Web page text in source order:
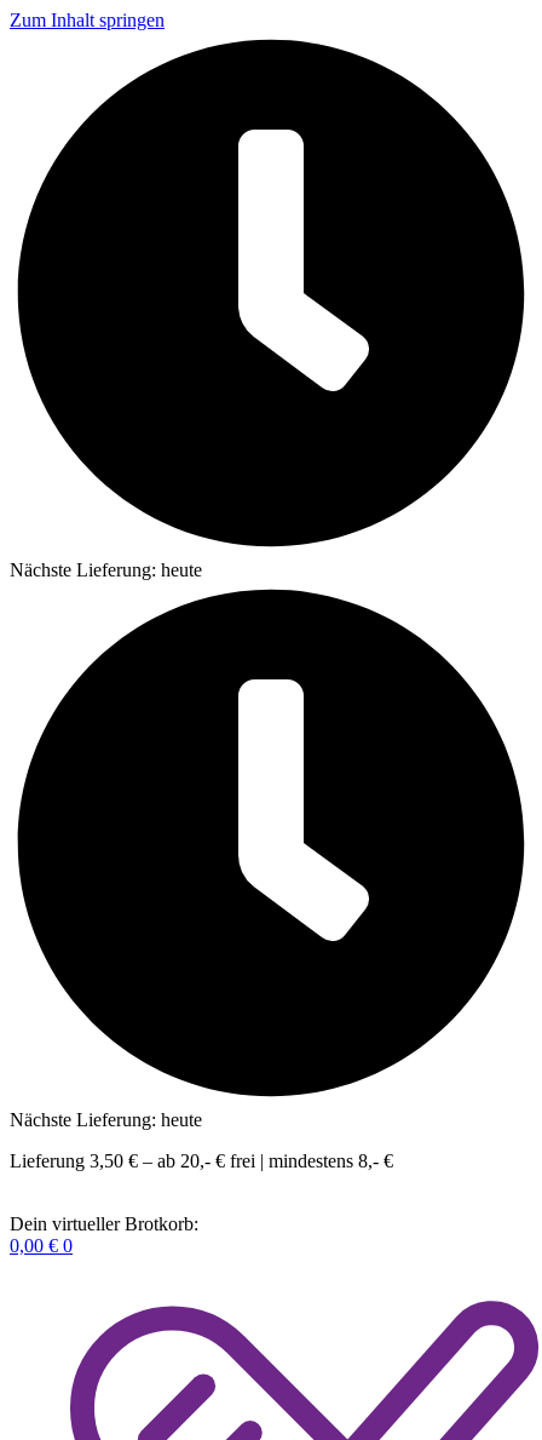
Zum Inhalt springen
Nächste Lieferung: heute
Nächste Lieferung: heute
Lieferung 3,50 € – ab 20,- € frei | mindestens 8,- €
Dein virtueller Brotkorb:
0,00 € 0